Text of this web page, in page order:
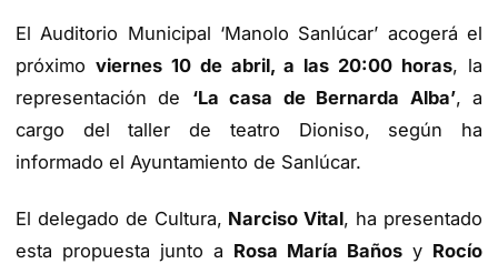
El Auditorio Municipal ‘Manolo Sanlúcar’ acogerá el
próximo viernes 10 de abril, a las 20:00 horas, la
representación de ‘La casa de Bernarda Alba’, a
cargo del taller de teatro Dioniso, según ha
informado el Ayuntamiento de Sanlúcar.
El delegado de Cultura, Narciso Vital, ha presentado
esta propuesta junto a Rosa María Baños y Rocío